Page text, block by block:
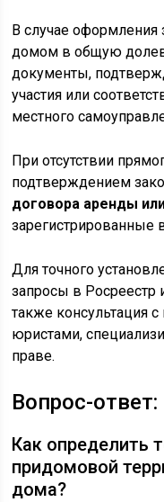
В случае
домом в общую
документы,
участия или
местного
При отсутствии
подтверждением
договора аренды
зарегистрированные
Для точного
запросы в Росреестр
также консультация
юристами,
праве.
Вопрос-ответ:
Как определить
придомовой
дома?